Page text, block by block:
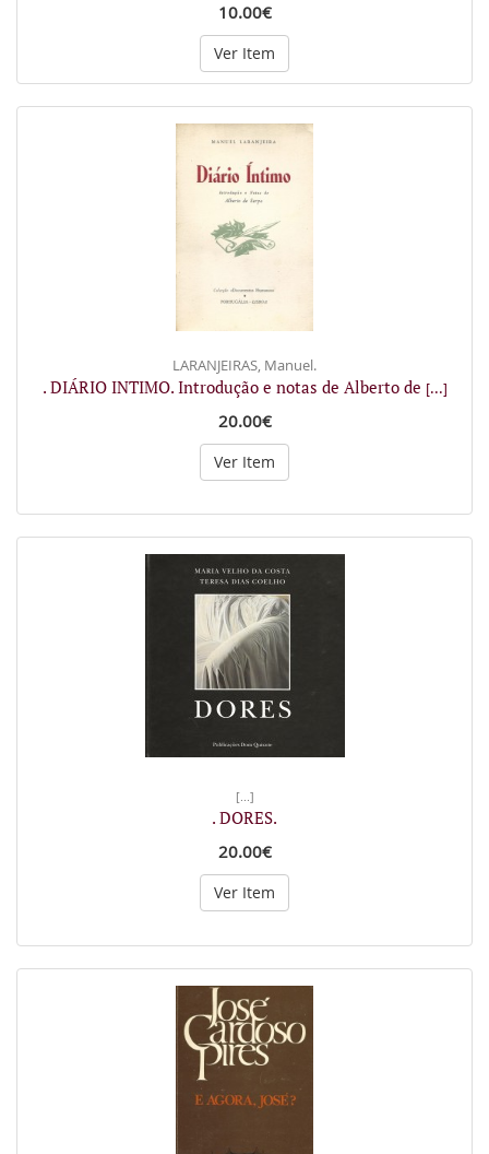
10.00€
Ver Item
LARANJEIRAS, Manuel.
. DIÁRIO INTIMO. Introdução e notas de Alberto de [...]
20.00€
Ver Item
[...]
. DORES.
20.00€
Ver Item